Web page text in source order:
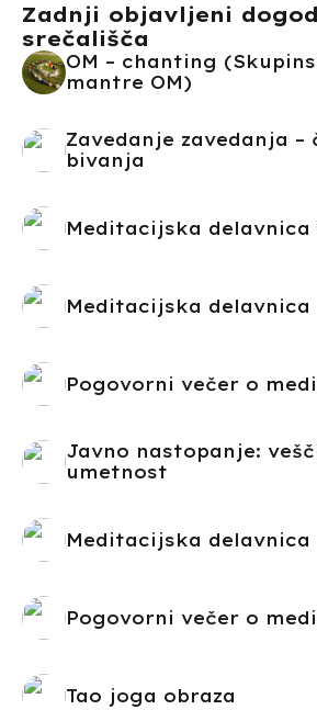
Zadnji objavljeni
srečališča
OM – chanting
mantre OM)
Zavedanje zavedanja
bivanja
Meditacijska delavnica
Meditacijska delavnica
Pogovorni večer o
Javno nastopanje:
umetnost
Meditacijska delavnica
Pogovorni večer o
Tao joga obraza